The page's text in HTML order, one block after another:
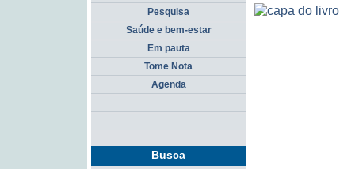
Pesquisa
Saúde e bem-estar
Em pauta
Tome Nota
Agenda
Busca